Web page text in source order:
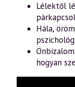
Lélektől
Hála,
hogyan